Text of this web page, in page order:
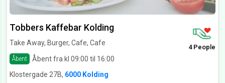
Tobbers Kaffebar Kolding
Take Away, Burger, Cafe, Cafe
Åbent Åbent fra kl 09:00 til 16:00
4 People
Klostergade 27B, 6000 Kolding